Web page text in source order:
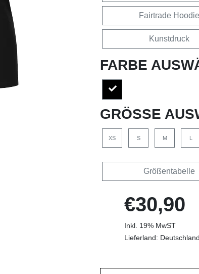
Fairtrade Hoodie
Kunstdruck
FARBE
GRÖSSE
XS S M
Größentabelle
€30,90
Inkl. 19% MwST
Lieferland: